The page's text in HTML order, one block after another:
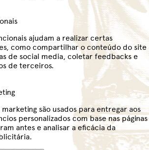
ajudam a realizar certas
como compartilhar o conteúdo do site
de social media, coletar feedbacks e
de terceiros.
são usados para entregar aos
personalizados com base nas páginas
antes e analisar a eficácia da